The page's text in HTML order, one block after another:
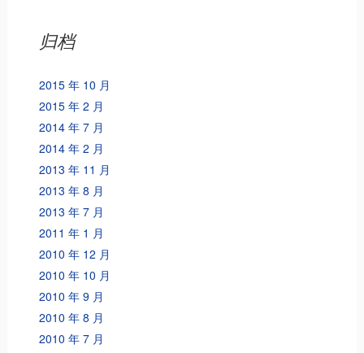
归档
2015 年 10 月
2015 年 2 月
2014 年 7 月
2014 年 2 月
2013 年 11 月
2013 年 8 月
2013 年 7 月
2011 年 1 月
2010 年 12 月
2010 年 10 月
2010 年 9 月
2010 年 8 月
2010 年 7 月